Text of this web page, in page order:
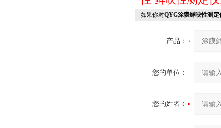
如果你对QYG涂膜鲜映性测定
产品：
您的单位：
您的姓名：